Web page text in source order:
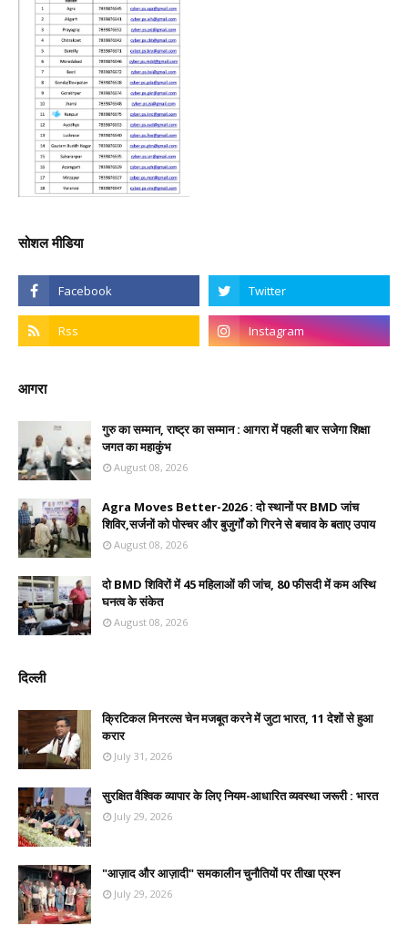
सोशल मीडिया
आगरा
गुरु का सम्मान, राष्ट्र का सम्मान : आगरा में पहली बार सजेगा शिक्षा
जगत का महाकुंभ
August 08, 2026
Agra Moves Better-2026 : दो स्थानों पर BMD जांच
शिविर,सर्जनों को पोस्चर और बुजुर्गों को गिरने से बचाव के बताए उपाय
August 08, 2026
दो BMD शिविरों में 45 महिलाओं की जांच, 80 फीसदी में कम अस्थि
घनत्व के संकेत
August 08, 2026
दिल्ली
क्रिटिकल मिनरल्स चेन मजबूत करने में जुटा भारत, 11 देशों से हुआ
करार
July 31, 2026
सुरक्षित वैश्विक व्यापार के लिए नियम-आधारित व्यवस्था जरूरी : भारत
July 29, 2026
"आज़ाद और आज़ादी" समकालीन चुनौतियों पर तीखा प्रश्न
July 29, 2026